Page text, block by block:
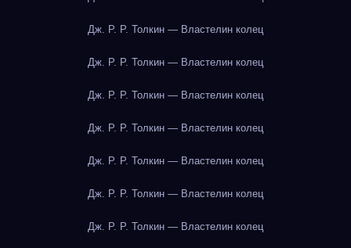
Дж. Р. Р. Толкин — Властелин колец
Дж. Р. Р. Толкин — Властелин колец
Дж. Р. Р. Толкин — Властелин колец
Дж. Р. Р. Толкин — Властелин колец
Дж. Р. Р. Толкин — Властелин колец
Дж. Р. Р. Толкин — Властелин колец
Дж. Р. Р. Толкин — Властелин колец